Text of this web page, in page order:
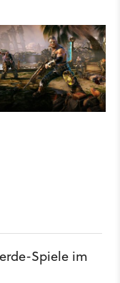
Spiele im